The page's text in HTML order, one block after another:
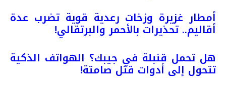
أمطار غزيرة وزخات رعدية قوية تضرب عدة
أقاليم.. تحذيرات بالأحمر والبرتقالي!
هل تحمل قنبلة في جيبك؟ الهواتف الذكية
تتحول إلى أدوات قتل صامتة!